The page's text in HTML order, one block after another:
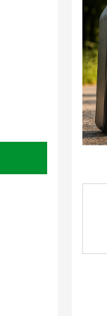
5